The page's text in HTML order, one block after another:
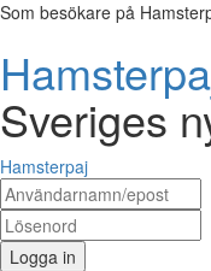
Som besökare på
Sveriges
Hamsterpaj
Logga in